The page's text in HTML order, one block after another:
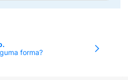
e em uma embalagem
forma?